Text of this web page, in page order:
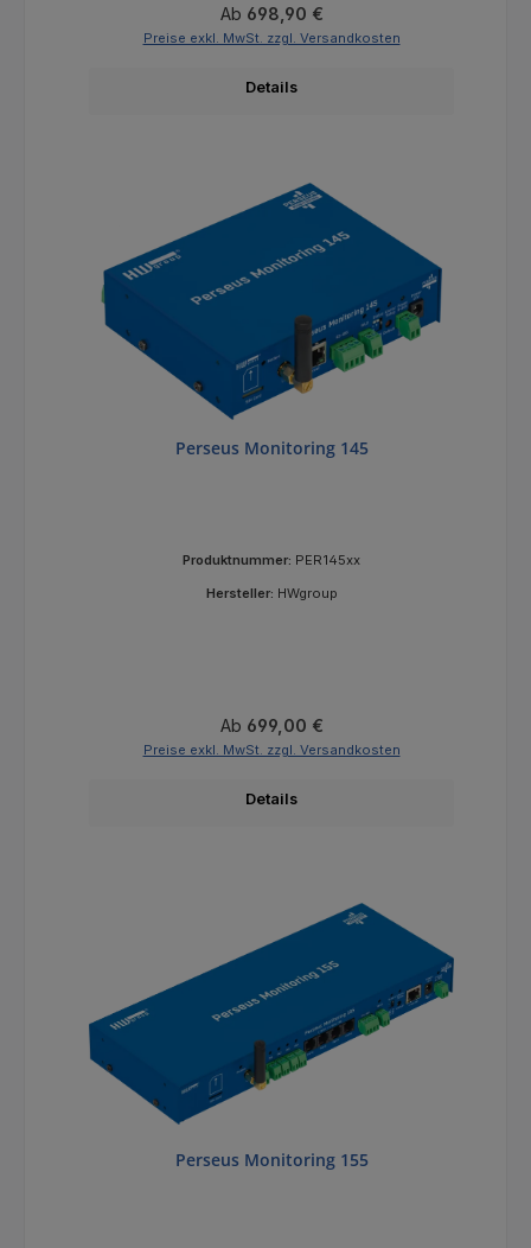
Regulärer Preis:
Ab 698,90 €
Preise exkl. MwSt. zzgl. Versandkosten
Details
Perseus Monitoring 145
Produktnummer: PER145xx
Hersteller: HWgroup
Regulärer Preis:
Ab 699,00 €
Preise exkl. MwSt. zzgl. Versandkosten
Details
Perseus Monitoring 155